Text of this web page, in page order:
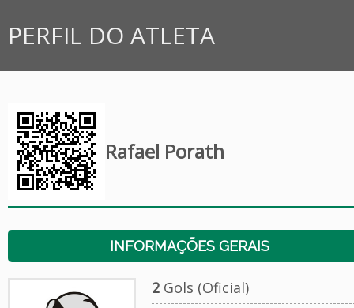
PERFIL DO ATLETA
Rafael Porath
INFORMAÇÕES GERAIS
2Gols (Oficial)